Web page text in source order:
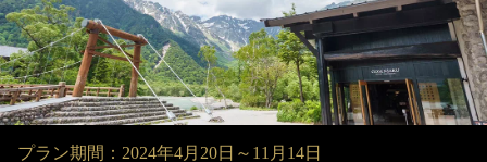
プラン期間：2024年4月20日～11月14日